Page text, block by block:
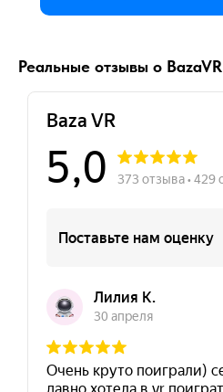
Реальные отзывы о BazaVR